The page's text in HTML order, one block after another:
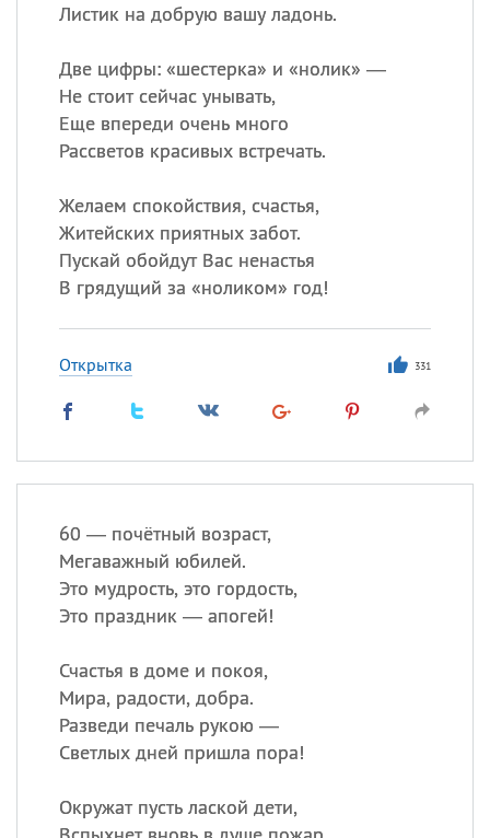
Листик на добрую вашу ладонь.
Две цифры: «шестерка» и «нолик» —
Не стоит сейчас унывать,
Еще впереди очень много
Рассветов красивых встречать.
Желаем спокойствия, счастья,
Житейских приятных забот.
Пускай обойдут Вас ненастья
В грядущий за «ноликом» год!
Открытка 331
60 — почётный возраст,
Мегаважный юбилей.
Это мудрость, это гордость,
Это праздник — апогей!
Счастья в доме и покоя,
Мира, радости, добра.
Разведи печаль рукою —
Светлых дней пришла пора!
Окружат пусть лаской дети,